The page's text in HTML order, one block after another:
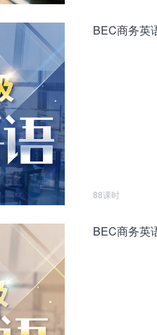
BEC商务英
88课时
BEC商务英